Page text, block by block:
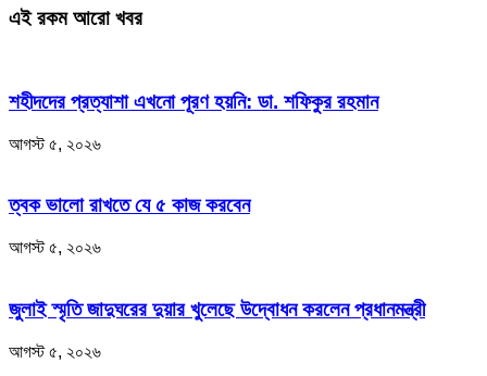
এই রকম আরো খবর
শহীদদের প্রত্যাশা এখনো পূরণ হয়নি: ডা. শফিকুর রহমান
আগস্ট ৫, ২০২৬
ত্বক ভালো রাখতে যে ৫ কাজ করবেন
আগস্ট ৫, ২০২৬
জুলাই স্মৃতি জাদুঘরের দুয়ার খুলেছে উদ্বোধন করলেন প্রধানমন্ত্রী
আগস্ট ৫, ২০২৬